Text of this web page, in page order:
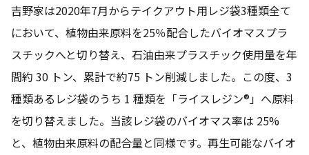
吉野家は2020年7月からテイクアウト用レジ袋3種類全て
において、植物由来原料を25％配合したバイオマスプラ
スチックへと切り替え、石油由来プラスチック使用量を年
間約 30 トン、累計で約75 トン削減しました。この度、3
種類あるレジ袋のうち 1 種類を「ライスレジン®」へ原料
を切り替えました。当該レジ袋のバイオマス率は 25%
と、植物由来原料の配合量と同様です。再生可能なバイオ